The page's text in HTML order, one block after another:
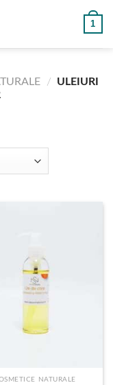
1
/
ULEIURI
NATURALE